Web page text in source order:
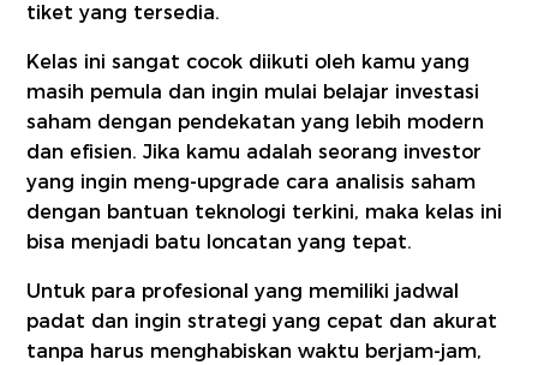
tiket yang tersedia.
Kelas ini sangat cocok diikuti oleh kamu yang
masih pemula dan ingin mulai belajar investasi
saham dengan pendekatan yang lebih modern
dan efisien. Jika kamu adalah seorang investor
yang ingin meng-upgrade cara analisis saham
dengan bantuan teknologi terkini, maka kelas ini
bisa menjadi batu loncatan yang tepat.
Untuk para profesional yang memiliki jadwal
padat dan ingin strategi yang cepat dan akurat
tanpa harus menghabiskan waktu berjam-jam,